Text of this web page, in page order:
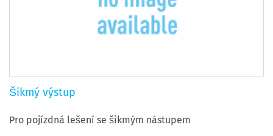
Šikmý výstup
Pro pojízdná lešení se šikmým nástupem